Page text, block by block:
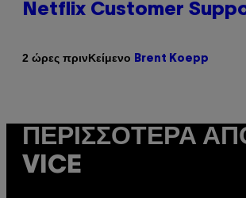
Netflix Customer
2 ώρες πρινΚείμενο Brent Koepp
ΠΕΡΙΣΣΌΤΕΡΑ
VICE